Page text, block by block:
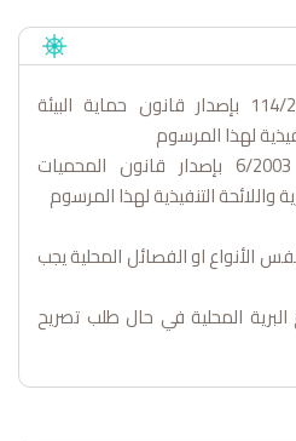
- المرسوم السلطاني 114/2001 بإصدار قانون حماية البيئة
لهذا المرسوم
-المرسوم السلطاني رقم 6/2003 بإصدار قانون المحميات
واللائحة التنفيذية لهذا المرسوم
الأنواع او الفصائل المحلية يجب
البرية المحلية في حال طلب تصريح